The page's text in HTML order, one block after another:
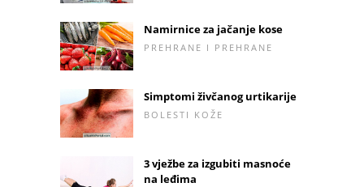
Namirnice za jačanje kose
PREHRANE I PREHRANE
Simptomi živčanog urtikarije
BOLESTI KOŽE
3 vježbe za izgubiti masnoće
na leđima